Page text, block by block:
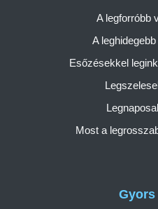
A legforróbb
A
Esőzésekkel
Most a